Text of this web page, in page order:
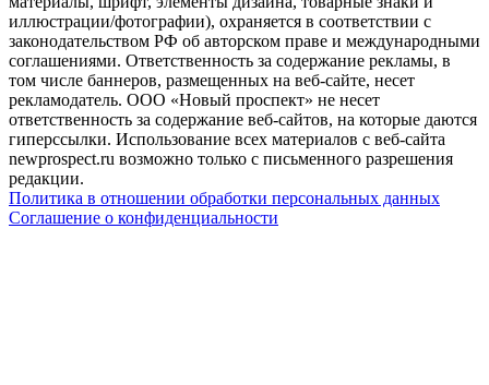
иллюстрации/фотографии), охраняется в соответствии с
законодательством РФ об авторском праве и международными
соглашениями. Ответственность за содержание рекламы, в
том числе баннеров, размещенных на веб-сайте, несет
рекламодатель. ООО «Новый проспект» не несет
ответственность за содержание веб-сайтов, на которые даются
гиперссылки. Использование всех материалов с веб-сайта
newprospect.ru возможно только с письменного разрешения
редакции.
Политика в отношении обработки персональных данных
Соглашение о конфиденциальности